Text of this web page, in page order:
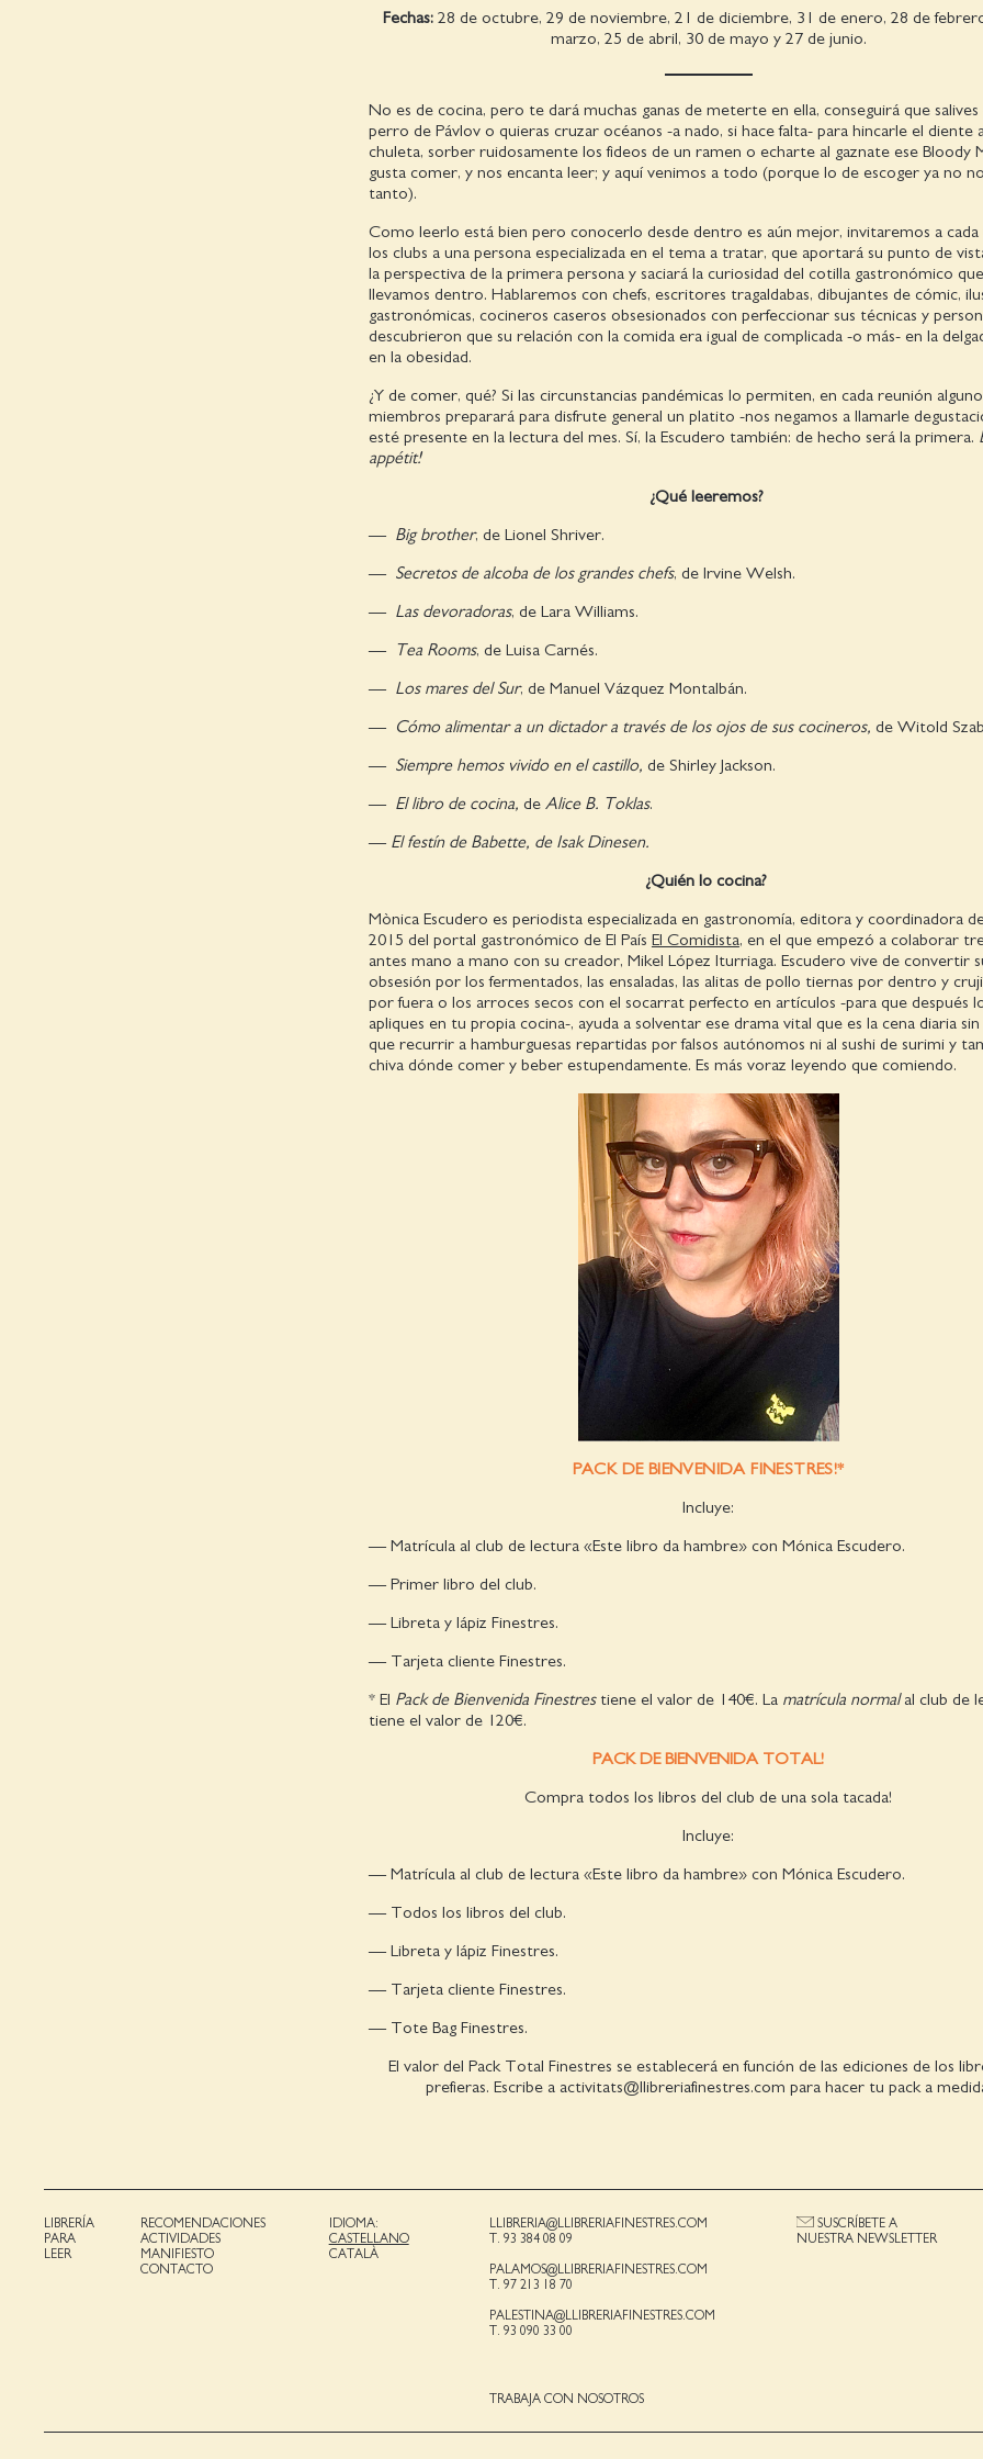
Fechas:28 de octubre, 29 de noviembre, 21 de diciembre, 31 de enero, 28 de
marzo, 25 de abril, 30 de mayo y 27 de junio.
No es de cocina, pero te dará muchas ganas de meterte en ella, conseguirá que
perro de Pávlov o quieras cruzar océanos -a nado, si hace falta- para hincarle el diente
chuleta, sorber ruidosamente los fideos de un ramen o echarte al gaznate ese Bloody
gusta comer, y nos encanta leer; y aquí venimos a todo (porque lo de escoger ya no
tanto).
Como leerlo está bien pero conocerlo desde dentro es aún mejor, invitaremos a cada
los clubs a una persona especializada en el tema a tratar, que aportará su punto de
la perspectiva de la primera persona y saciará la curiosidad del cotilla gastronómico
llevamos dentro. Hablaremos con chefs, escritores tragaldabas, dibujantes de cómic,
gastronómicas, cocineros caseros obsesionados con perfeccionar sus técnicas y
descubrieron que su relación con la comida era igual de complicada -o más- en la
en la obesidad.
¿Y de comer, qué? Si las circunstancias pandémicas lo permiten, en cada reunión
miembros preparará para disfrute general un platito -nos negamos a llamarle
esté presente en la lectura del mes. Sí, la Escudero también: de hecho será la primera.
appétit!
¿Qué leeremos?
— Big brother, de Lionel Shriver.
— Secretos de alcoba de los grandes chefs, de Irvine Welsh.
— Las devoradoras, de Lara Williams.
— Tea Rooms, de Luisa Carnés.
— Los mares del Sur, de Manuel Vázquez Montalbán.
— Cómo alimentar a un dictador a través de los ojos de sus cocineros, de Witold
— Siempre hemos vivido en el castillo, de Shirley Jackson.
— El libro de cocina, de Alice B. Toklas.
— El festín de Babette, de Isak Dinesen.
¿Quién lo cocina?
Mònica Escudero es periodista especializada en gastronomía, editora y coordinadora
2015 del portal gastronómico de El País El Comidista, en el que empezó a colaborar
antes mano a mano con su creador, Mikel López Iturriaga. Escudero vive de convertir
obsesión por los fermentados, las ensaladas, las alitas de pollo tiernas por dentro y
por fuera o los arroces secos con el socarrat perfecto en artículos -para que después
apliques en tu propia cocina-, ayuda a solventar ese drama vital que es la cena diaria
que recurrir a hamburguesas repartidas por falsos autónomos ni al sushi de surimi y
chiva dónde comer y beber estupendamente. Es más voraz leyendo que comiendo.
PACK DE BIENVENIDA FINESTRES!*
Incluye:
— Matrícula al club de lectura «Este libro da hambre» con Mónica Escudero.
— Primer libro del club.
— Libreta y lápiz Finestres.
— Tarjeta cliente Finestres.
* El Pack de Bienvenida Finestrestiene el valor de 140€. La matrícula normalal club de
tiene el valor de 120€.
PACK DE BIENVENIDA TOTAL!
Compra todos los libros del club de una sola tacada!
Incluye:
— Matrícula al club de lectura «Este libro da hambre» con Mónica Escudero.
— Todos los libros del club.
— Libreta y lápiz Finestres.
— Tarjeta cliente Finestres.
— Tote Bag Finestres.
El valor del Pack Total Finestres se establecerá en función de las ediciones de los
prefieras. Escribe a activitats@llibreriafinestres.com para hacer tu pack a
LIBRERÍA
PARA
LEER
RECOMENDACIONES
ACTIVIDADES
MANIFIESTO
CONTACTO
IDIOMA:
CASTELLANO
CATALÀ
LLIBRERIA@LLIBRERIAFINESTRES.COM
T. 93 384 08 09
PALAMOS@LLIBRERIAFINESTRES.COM
T. 97 213 18 70
PALESTINA@LLIBRERIAFINESTRES.COM
T. 93 090 33 00
TRABAJA CON NOSOTROS
SUSCRÍBETE A
NUESTRA NEWSLETTER